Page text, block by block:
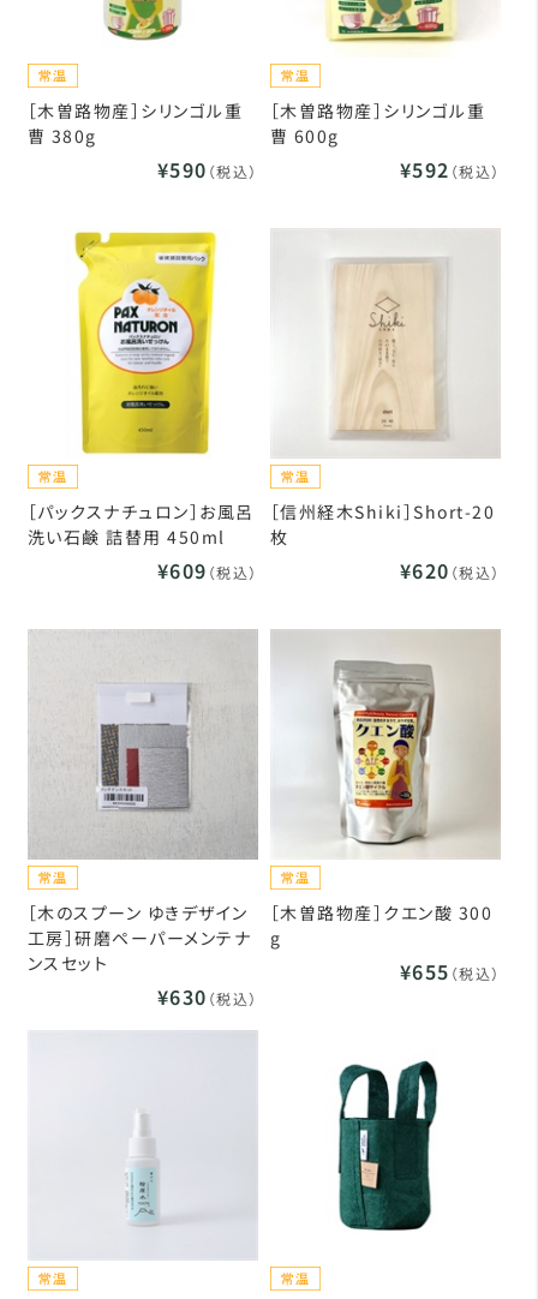
［木曽路物産］シリンゴル重
曹 380g
¥590 （税込）
［木曽路物産］シリンゴル重
曹 600g
¥592 （税込）
［パックスナチュロン］お風呂
洗い石鹸 詰替用 450ml
¥609 （税込）
［信州経木Shiki］Short-20
枚
¥620 （税込）
［木のスプーン ゆきデザイン
工房］研磨ペーパーメンテナ
ンスセット
¥630 （税込）
［木曽路物産］クエン酸 300
g
¥655 （税込）